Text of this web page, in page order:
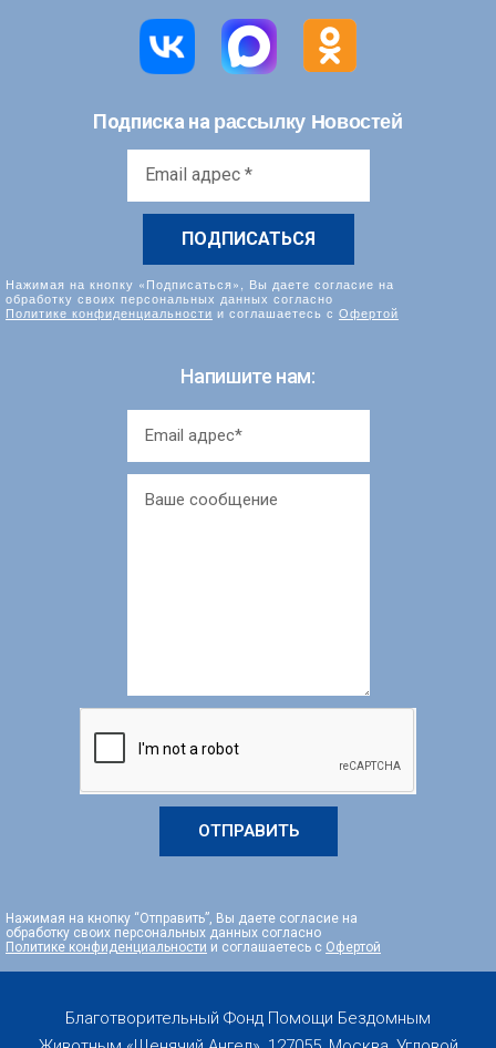
Подписка нарассылку Новостей
Нажимая на кнопку «Подписаться», Вы даете согласие на
обработку своих персональных данных согласно
Политике конфиденциальности и соглашаетесь с Офертой
Напишите нам:
ОТПРАВИТЬ
Нажимая на кнопку “Отправить”, Вы даете согласие на
обработку своих персональных данных согласно
Политике конфиденциальности и соглашаетесь с Офертой
Благотворительный Фонд Помощи Бездомным